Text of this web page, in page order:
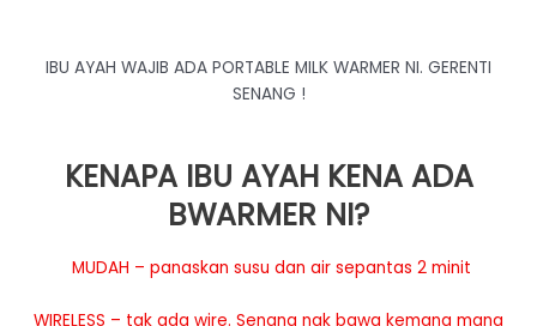
IBU AYAH WAJIB ADA PORTABLE MILK WARMER NI. GERENTI
SENANG !
KENAPA IBU AYAH KENA ADA
BWARMER NI?
MUDAH – panaskan susu dan air sepantas 2 minit
WIRELESS – tak ada wire. Senang nak bawa kemana mana